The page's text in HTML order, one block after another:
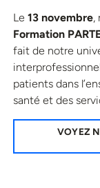
Le 13 novembre,
Formation
fait de notre
patients dans
santé et des
VOYEZ